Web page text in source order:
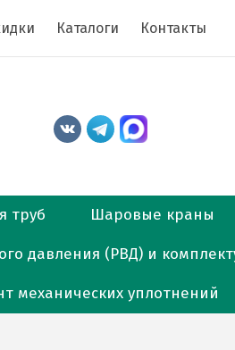
Каталоги Контакты
труб Шаровые краны
давления (РВД) и
механических уплотнений